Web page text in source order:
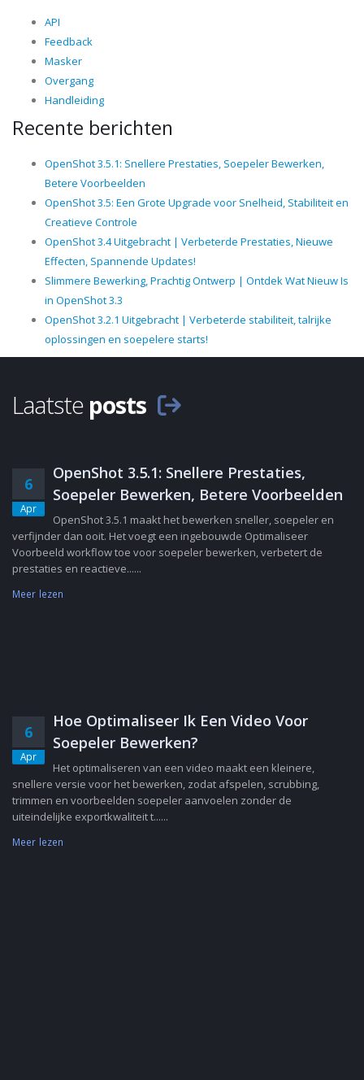
API
Feedback
Masker
Overgang
Handleiding
Recente berichten
OpenShot 3.5.1: Snellere Prestaties, Soepeler Bewerken,
Betere Voorbeelden
OpenShot 3.5: Een Grote Upgrade voor Snelheid, Stabiliteit en
Creatieve Controle
OpenShot 3.4 Uitgebracht | Verbeterde Prestaties, Nieuwe
Effecten, Spannende Updates!
Slimmere Bewerking, Prachtig Ontwerp | Ontdek Wat Nieuw Is
in OpenShot 3.3
OpenShot 3.2.1 Uitgebracht | Verbeterde stabiliteit, talrijke
oplossingen en soepelere starts!
Laatste posts
6
Apr
OpenShot 3.5.1: Snellere Prestaties,
Soepeler Bewerken, Betere Voorbeelden
OpenShot 3.5.1 maakt het bewerken sneller, soepeler en
verfijnder dan ooit. Het voegt een ingebouwde Optimaliseer
Voorbeeld workflow toe voor soepeler bewerken, verbetert de
prestaties en reactieve......
Meer lezen
6
Apr
Hoe Optimaliseer Ik Een Video Voor
Soepeler Bewerken?
Het optimaliseren van een video maakt een kleinere,
snellere versie voor het bewerken, zodat afspelen, scrubbing,
trimmen en voorbeelden soepeler aanvoelen zonder de
uiteindelijke exportkwaliteit t......
Meer lezen